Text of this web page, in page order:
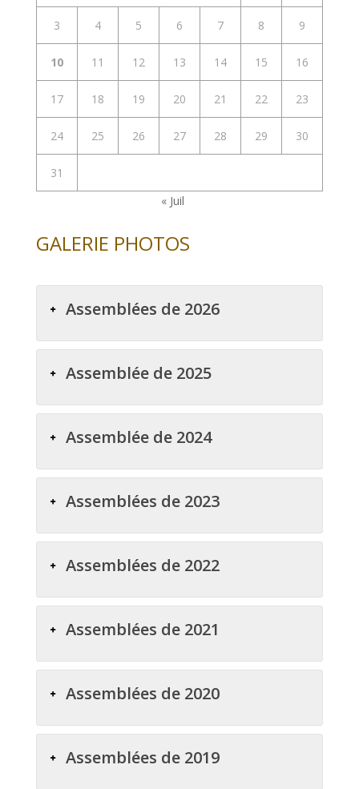
3 4 5 6 7 8 9
10 11 12 13 14 15 16
17 18 19 20 21 22 23
24 25 26 27 28 29 30
31
« Juil
GALERIE PHOTOS
Assemblées de 2026
Assemblée de 2025
Assemblée de 2024
Assemblées de 2023
Assemblées de 2022
Assemblées de 2021
Assemblées de 2020
Assemblées de 2019